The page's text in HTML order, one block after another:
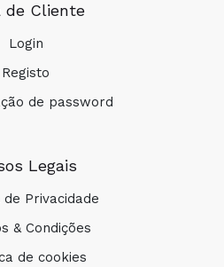
de Cliente
Login
Registo
de password
Legais
Privacidade
& Condições
de cookies